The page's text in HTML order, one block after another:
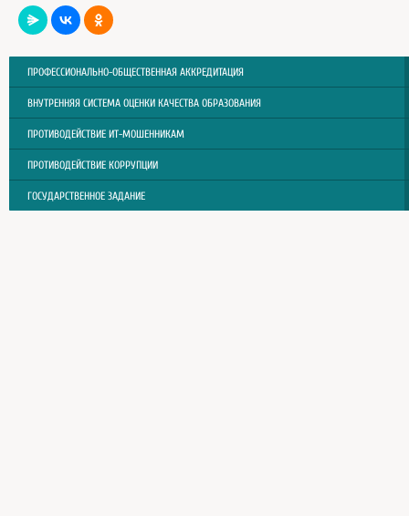
ПРОФЕССИОНАЛЬНО-ОБЩЕСТВЕННАЯ АККРЕДИТАЦИЯ
ВНУТРЕННЯЯ СИСТЕМА ОЦЕНКИ КАЧЕСТВА ОБРАЗОВАНИЯ
ПРОТИВОДЕЙСТВИЕ ИТ-МОШЕННИКАМ
ПРОТИВОДЕЙСТВИЕ КОРРУПЦИИ
ГОСУДАРСТВЕННОЕ ЗАДАНИЕ